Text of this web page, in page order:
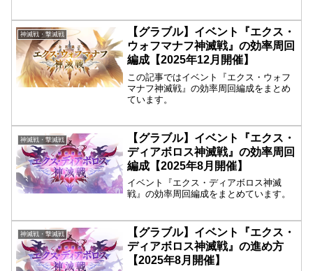
神滅戦・撃滅戦
【グラブル】イベント『エクス・
ウォフマナフ神滅戦』の効率周回
編成【2025年12月開催】
この記事ではイベント『エクス・ウォフ
マナフ神滅戦』の効率周回編成をまとめ
ています。
神滅戦・撃滅戦
【グラブル】イベント『エクス・
ディアボロス神滅戦』の効率周回
編成【2025年8月開催】
イベント『エクス・ディアボロス神滅
戦』の効率周回編成をまとめています。
神滅戦・撃滅戦
【グラブル】イベント『エクス・
ディアボロス神滅戦』の進め方
【2025年8月開催】